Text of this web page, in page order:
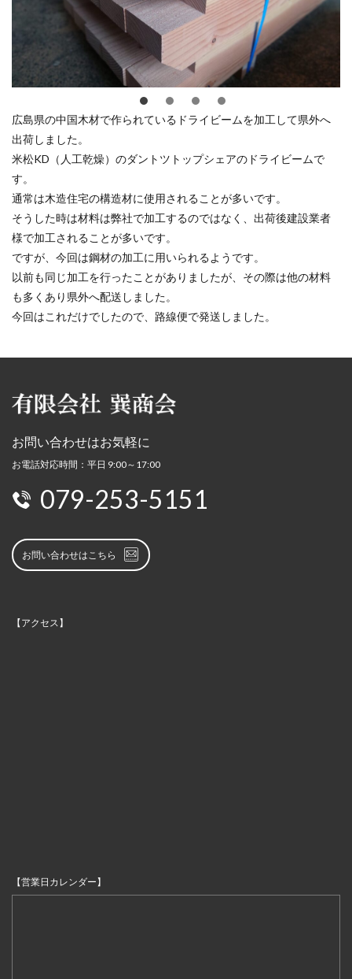
広島県の中国木材で作られているドライビームを加工して県外へ
出荷しました。
米松KD（人工乾燥）のダントツトップシェアのドライビームで
す。
通常は木造住宅の構造材に使用されることが多いです。
そうした時は材料は弊社で加工するのではなく、出荷後建設業者
様で加工されることが多いです。
ですが、今回は鋼材の加工に用いられるようです。
以前も同じ加工を行ったことがありましたが、その際は他の材料
も多くあり県外へ配送しました。
今回はこれだけでしたので、路線便で発送しました。
お問い合わせはお気軽に
お電話対応時間：平日 9:00～17:00
079-253-5151
お問い合わせはこちら
【アクセス】
【営業日カレンダー】